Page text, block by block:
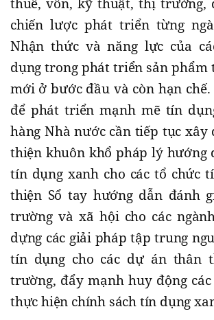
thuế, vốn, kỹ thuật, thị trường,
chiến lược phát triển từng
Nhận thức và năng lực của
dụng trong phát triển sản phẩm
mới ở bước đầu và còn hạn
để phát triển mạnh mẽ tín
hàng Nhà nước cần tiếp tục xây
thiện khuôn khổ pháp lý hướng
tín dụng xanh cho các tổ chức
thiện Sổ tay hướng dẫn đánh
trường và xã hội cho các
dựng các giải pháp tập trung
tín dụng cho các dự án thân
trường, đẩy mạnh huy động
thực hiện chính sách tín dụng